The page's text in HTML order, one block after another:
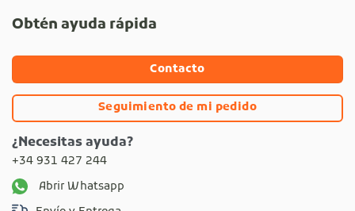
Obtén ayuda rápida
Contacto
Seguimiento de mi pedido
¿Necesitas ayuda?
+34 931 427 244
Abrir Whatsapp